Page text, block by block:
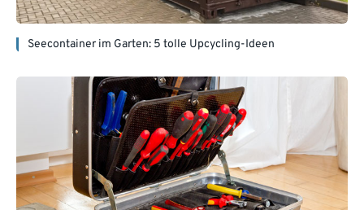
Seecontainer im Garten: 5 tolle Upcycling-Ideen